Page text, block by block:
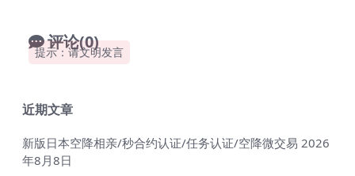
评论(0)
提示：请文明发言
近期文章
新版日本空降相亲/秒合约认证/任务认证/空降微交易 2026
年8月8日